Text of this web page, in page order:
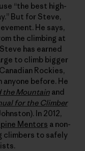
“the best high-
But for Steve,
He says,
the climbing at
has earned
to climb bigger
Rockies,
before. He
the Mountainand
for the Climber
In 2012,
Mentors a non-
climbers to safely